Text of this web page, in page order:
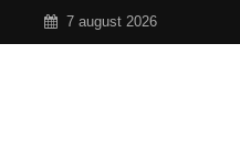
7 august 2026